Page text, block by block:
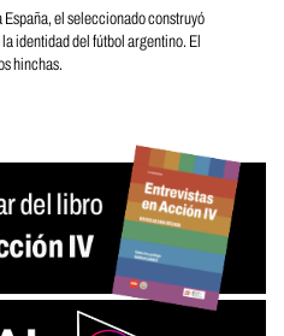
el seleccionado construyó
identidad del fútbol argentino. El
hinchas.